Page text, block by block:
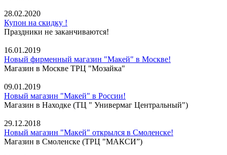
28.02.2020
Купон на скидку !
Праздники не заканчиваются!
16.01.2019
Новый фирменный магазин "Макей" в Москве!
Магазин в Москве ТРЦ "Мозайка"
09.01.2019
Новый магазин "Макей" в России!
Магазин в Находке (ТЦ " Универмаг Центральный")
29.12.2018
Новый магазин "Макей" открылся в Смоленске!
Магазин в Смоленске (ТРЦ "МАКСИ”)